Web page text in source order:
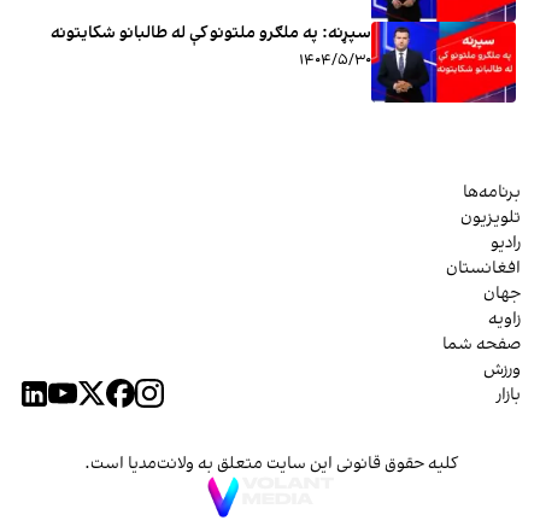
سپړنه: په ملګرو ملتونو کې له طالبانو شکایتونه
۱۴۰۴/۵/۳۰
برنامه‌ها
تلویزیون
رادیو
افغانستان
جهان
زاویه
صفحه شما
ورزش
بازار
کلیه حقوق قانونی این سایت متعلق به ولانت‌مدیا است.